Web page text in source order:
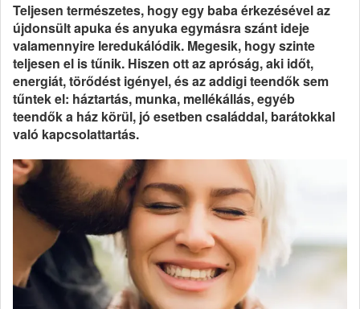
Teljesen természetes, hogy egy baba érkezésével az
újdonsült apuka és anyuka egymásra szánt ideje
valamennyire leredukálódik. Megesik, hogy szinte
teljesen el is tűnik. Hiszen ott az apróság, aki időt,
energiát, törődést igényel, és az addigi teendők sem
tűntek el: háztartás, munka, mellékállás, egyéb
teendők a ház körül, jó esetben családdal, barátokkal
való kapcsolattartás.